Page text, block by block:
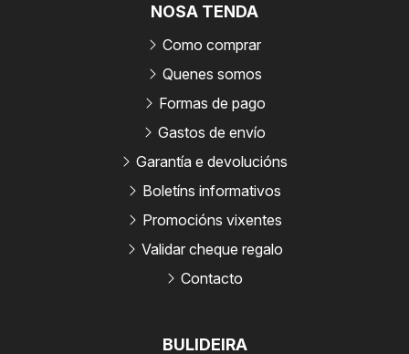
BULIDEIRA
NOSA TENDA
Como comprar
Quenes somos
Formas de pago
Gastos de envío
Garantía e devolucións
Boletíns informativos
Promocións vixentes
Validar cheque regalo
Contacto